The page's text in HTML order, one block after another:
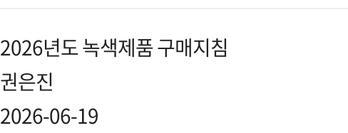
2026년도 녹색제품 구매지침
권은진
2026-06-19